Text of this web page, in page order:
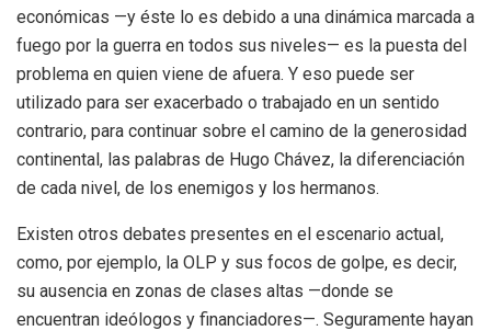
económicas —y éste lo es debido a una dinámica marcada a
fuego por la guerra en todos sus niveles— es la puesta del
problema en quien viene de afuera. Y eso puede ser
utilizado para ser exacerbado o trabajado en un sentido
contrario, para continuar sobre el camino de la generosidad
continental, las palabras de Hugo Chávez, la diferenciación
de cada nivel, de los enemigos y los hermanos.
Existen otros debates presentes en el escenario actual,
como, por ejemplo, la OLP y sus focos de golpe, es decir,
su ausencia en zonas de clases altas —donde se
encuentran ideólogos y financiadores—. Seguramente hayan